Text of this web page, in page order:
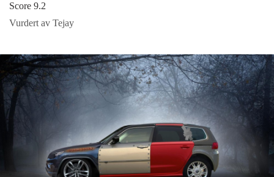
Score 9.2
Vurdert av Tejay